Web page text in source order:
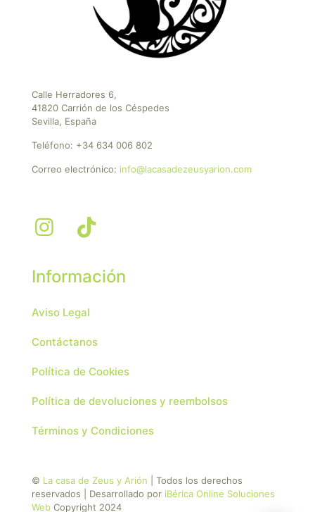
Calle Herradores 6,
41820 Carrión de los Céspedes
Sevilla, España
Teléfono: +34 634 006 802
Correo electrónico: info@lacasadezeusyarion.com
Información
Aviso Legal
Contáctanos
Política de Cookies
Política de devoluciones y reembolsos
Términos y Condiciones
© La casa de Zeus y Arión | Todos los derechos
reservados | Desarrollado por iBérica Online Soluciones
Web Copyright 2024